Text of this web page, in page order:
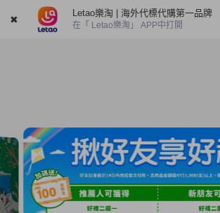
✖
Letao樂淘 | 海外代標代購第一品牌
在「 Letao樂淘」 APP中打開